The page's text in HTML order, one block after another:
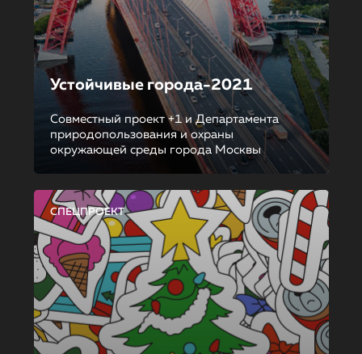
Устойчивые города-2021
Совместный проект +1 и Департамента
природопользования и охраны
окружающей среды города Москвы
СПЕЦПРОЕКТ